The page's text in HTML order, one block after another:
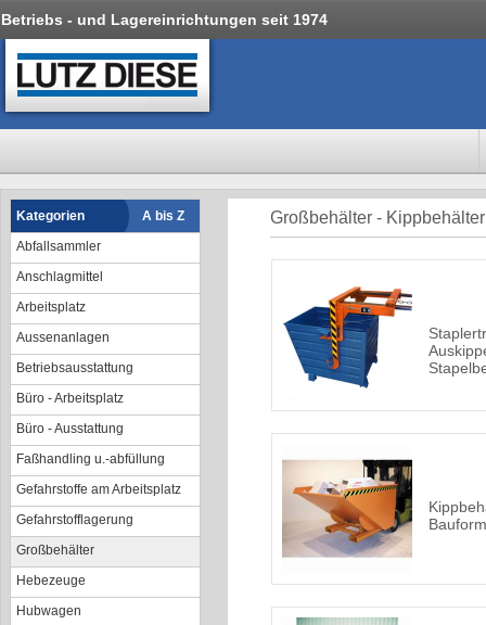
Betriebs - und Lagereinrichtungen seit 1974
Kategorien
A bis Z
Abfallsammler
Anschlagmittel
Arbeitsplatz
Aussenanlagen
Betriebsausstattung
Büro - Arbeitsplatz
Büro - Ausstattung
Faßhandling u.-abfüllung
Gefahrstoffe am Arbeitsplatz
Gefahrstofflagerung
Großbehälter
Hebezeuge
Hubwagen
Großbehälter - Kippbehälter